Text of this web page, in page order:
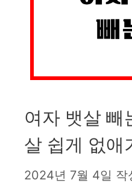
여자 뱃살 빼
살 쉽게 없애
2024년 7월 4일 작